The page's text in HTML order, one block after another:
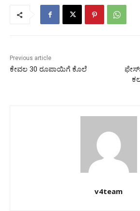
Previous article
ಕೇವಲ 30 ರೂಪಾಯಿಗೆ ಕೊಲೆ
v4team